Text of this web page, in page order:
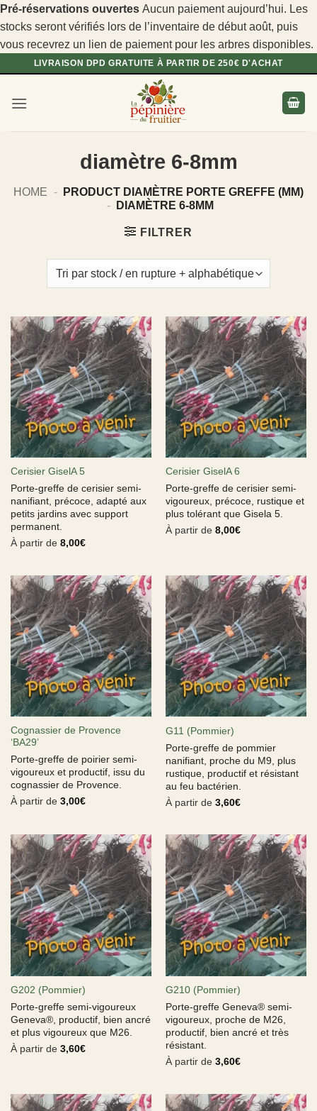
Pré-réservations ouvertes Aucun paiement aujourd’hui. Les
stocks seront vérifiés lors de l’inventaire de début août, puis
vous recevrez un lien de paiement pour les arbres disponibles.
Passer
contenu
LIVRAISON DPD GRATUITE À PARTIR DE 250€ D'ACHAT
diamètre 6-8mm
HOME -
PRODUCT DIAMÈTRE PORTE GREFFE (MM)
-
DIAMÈTRE 6-8MM
FILTRER
Cerisier GiselA 5
Porte-greffe de cerisier semi-
nanifiant, précoce, adapté aux
petits jardins avec support
permanent.
À partir de 8,00€
Cerisier GiselA 6
Porte-greffe de cerisier semi-
vigoureux, précoce, rustique et
plus tolérant que Gisela 5.
À partir de 8,00€
Cognassier de Provence
‘BA29’
Porte-greffe de poirier semi-
vigoureux et productif, issu du
cognassier de Provence.
À partir de 3,00€
G11 (Pommier)
Porte-greffe de pommier
nanifiant, proche du M9, plus
rustique, productif et résistant
au feu bactérien.
À partir de 3,60€
G202 (Pommier)
Porte-greffe semi-vigoureux
Geneva®, productif, bien ancré
et plus vigoureux que M26.
À partir de 3,60€
G210 (Pommier)
Porte-greffe Geneva® semi-
vigoureux, proche de M26,
productif, bien ancré et très
résistant.
À partir de 3,60€